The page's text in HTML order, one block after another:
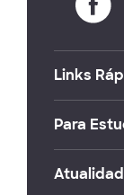
Links
Para